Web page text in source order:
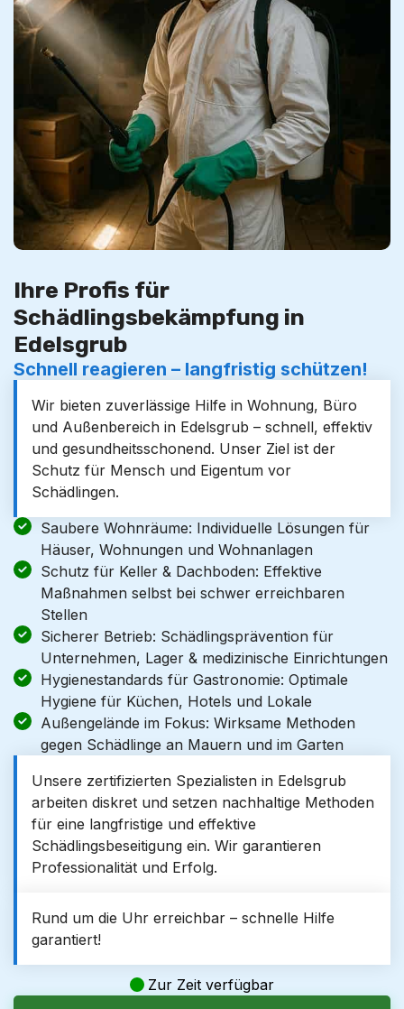
Ihre Profis für
Schädlingsbekämpfung in
Edelsgrub
Schnell reagieren – langfristig schützen!
Wir bieten zuverlässige Hilfe in Wohnung, Büro
und Außenbereich in Edelsgrub – schnell, effektiv
und gesundheitsschonend. Unser Ziel ist der
Schutz für Mensch und Eigentum vor
Schädlingen.
Saubere Wohnräume: Individuelle Lösungen für
Häuser, Wohnungen und Wohnanlagen
Schutz für Keller & Dachboden: Effektive
Maßnahmen selbst bei schwer erreichbaren
Stellen
Sicherer Betrieb: Schädlingsprävention für
Unternehmen, Lager & medizinische Einrichtungen
Hygienestandards für Gastronomie: Optimale
Hygiene für Küchen, Hotels und Lokale
Außengelände im Fokus: Wirksame Methoden
gegen Schädlinge an Mauern und im Garten
Unsere zertifizierten Spezialisten in Edelsgrub
arbeiten diskret und setzen nachhaltige Methoden
für eine langfristige und effektive
Schädlingsbeseitigung ein. Wir garantieren
Professionalität und Erfolg.
Rund um die Uhr erreichbar – schnelle Hilfe
garantiert!
Zur Zeit verfügbar